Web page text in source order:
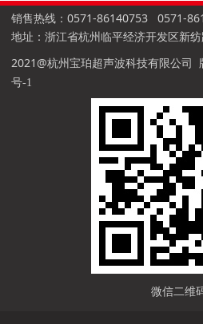
销售热线：0571-86140753 0571-
地址：浙江省杭州临平经济开发区新
2021@杭州宝珀超声波科技有限公
号-1
微信二维